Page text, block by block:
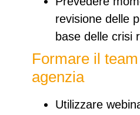
revisione delle
base delle crisi
Formare il
agenzia
Utilizzare